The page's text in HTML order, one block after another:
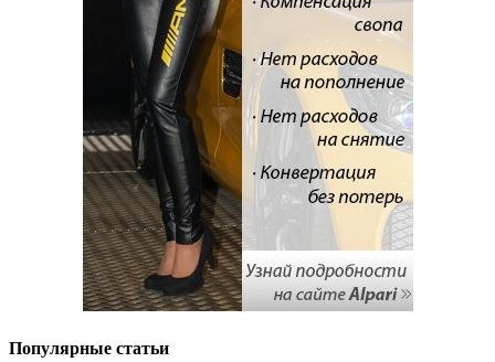
Популярные статьи